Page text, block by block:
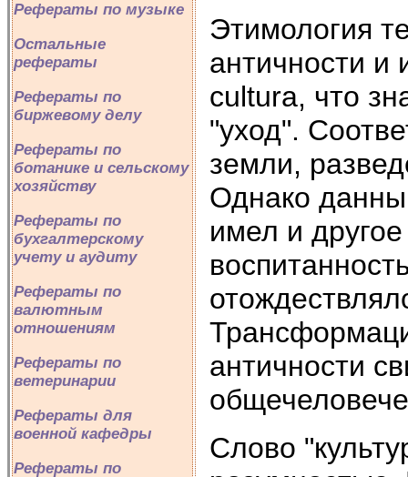
Рефераты по музыке
Остальные
рефераты
Рефераты по
биржевому делу
Рефераты по
ботанике и сельскому
хозяйству
Рефераты по
бухгалтерскому
учету и аудиту
Рефераты по
валютным
отношениям
Рефераты по
ветеринарии
Рефераты для
военной кафедры
Рефераты по
Этимология
античности и
cultura, что
"уход".
земли,
Однако
имел и
античности
Слово